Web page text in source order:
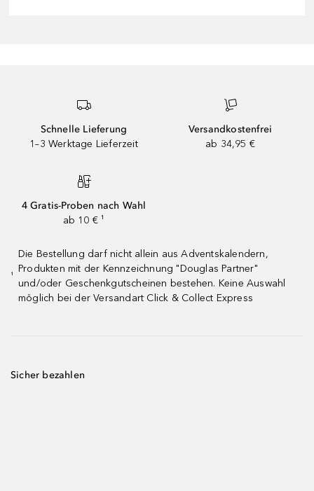
Schnelle Lieferung
1–3 Werktage Lieferzeit
Versandkostenfrei
ab 34,95 €
4 Gratis-Proben nach Wahl
ab 10 € ¹
¹
Die Bestellung darf nicht allein aus Adventskalendern,
Produkten mit der Kennzeichnung "Douglas Partner"
und/oder Geschenkgutscheinen bestehen. Keine Auswahl
möglich bei der Versandart Click & Collect Express
Sicher bezahlen